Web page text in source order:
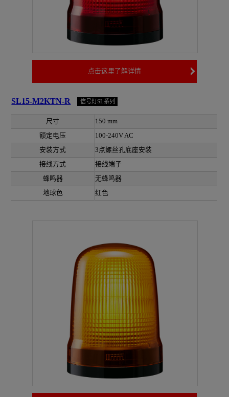
点击这里了解详情
SL15-M2KTN-R 信号灯SL系列
尺寸
150 mm
额定电压
100-240V AC
安装方式
3点螺丝孔底座安装
接线方式
接线端子
蜂鸣器
无蜂鸣器
地球色
红色